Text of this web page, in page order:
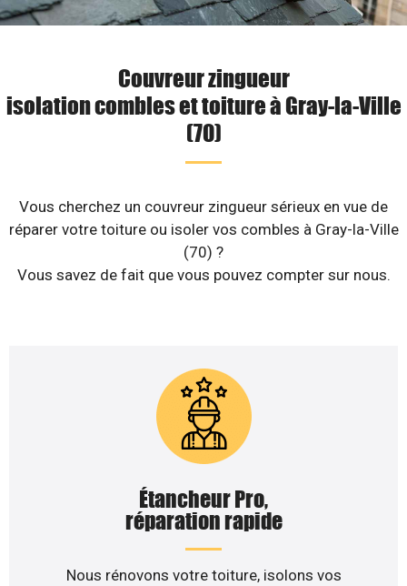
Couvreur zingueur
isolation combles et toiture à Gray-la-Ville
(70)
Vous cherchez un couvreur zingueur sérieux en vue de
réparer votre toiture ou isoler vos combles à Gray-la-Ville
(70) ?
Vous savez de fait que vous pouvez compter sur nous.
Étancheur Pro,
réparation rapide
Nous rénovons votre toiture, isolons vos